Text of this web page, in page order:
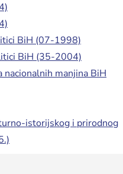
BiH (07-1998)
BiH (35-2004)
nacionalnih manjina BiH
istorijskog i prirodnog